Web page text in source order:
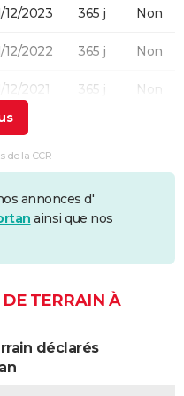
12/2023 365 j Non
12/2022 365 j Non
12/2021 365 j Non
12/2020
09/2018 92 j
de la CCR
annonces d'
ainsi que nos
TERRAIN À
déclarés